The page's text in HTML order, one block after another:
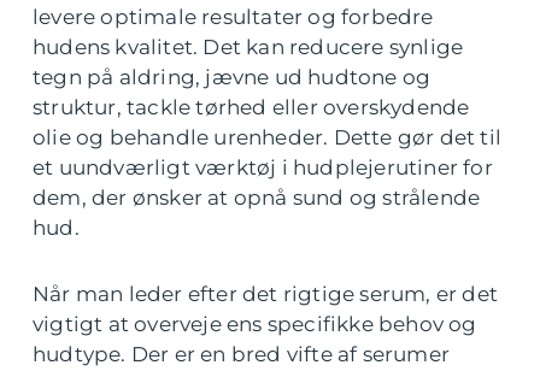
levere optimale resultater og forbedre
hudens kvalitet. Det kan reducere synlige
tegn på aldring, jævne ud hudtone og
struktur, tackle tørhed eller overskydende
olie og behandle urenheder. Dette gør det til
et uundværligt værktøj i hudplejerutiner for
dem, der ønsker at opnå sund og strålende
hud.
Når man leder efter det rigtige serum, er det
vigtigt at overveje ens specifikke behov og
hudtype. Der er en bred vifte af serumer